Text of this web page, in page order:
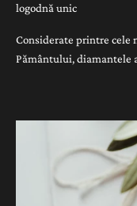
logodnă unic
Considerate printre cele
Pământului, diamantele